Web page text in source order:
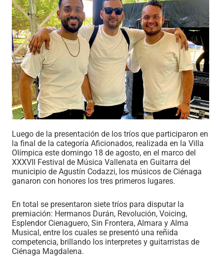
Luego de la presentación de los tríos que participaron en
la final de la categoría Aficionados, realizada en la Villa
Olímpica este domingo 18 de agosto, en el marco del
XXXVII Festival de Música Vallenata en Guitarra del
municipio de Agustín Codazzi, los músicos de Ciénaga
ganaron con honores los tres primeros lugares.
En total se presentaron siete tríos para disputar la
premiación: Hermanos Durán, Revolución, Voicing,
Esplendor Cienaguero, Sin Frontera, Almara y Alma
Musical, entre los cuales se presentó una reñida
competencia, brillando los interpretes y guitarristas de
Ciénaga Magdalena.